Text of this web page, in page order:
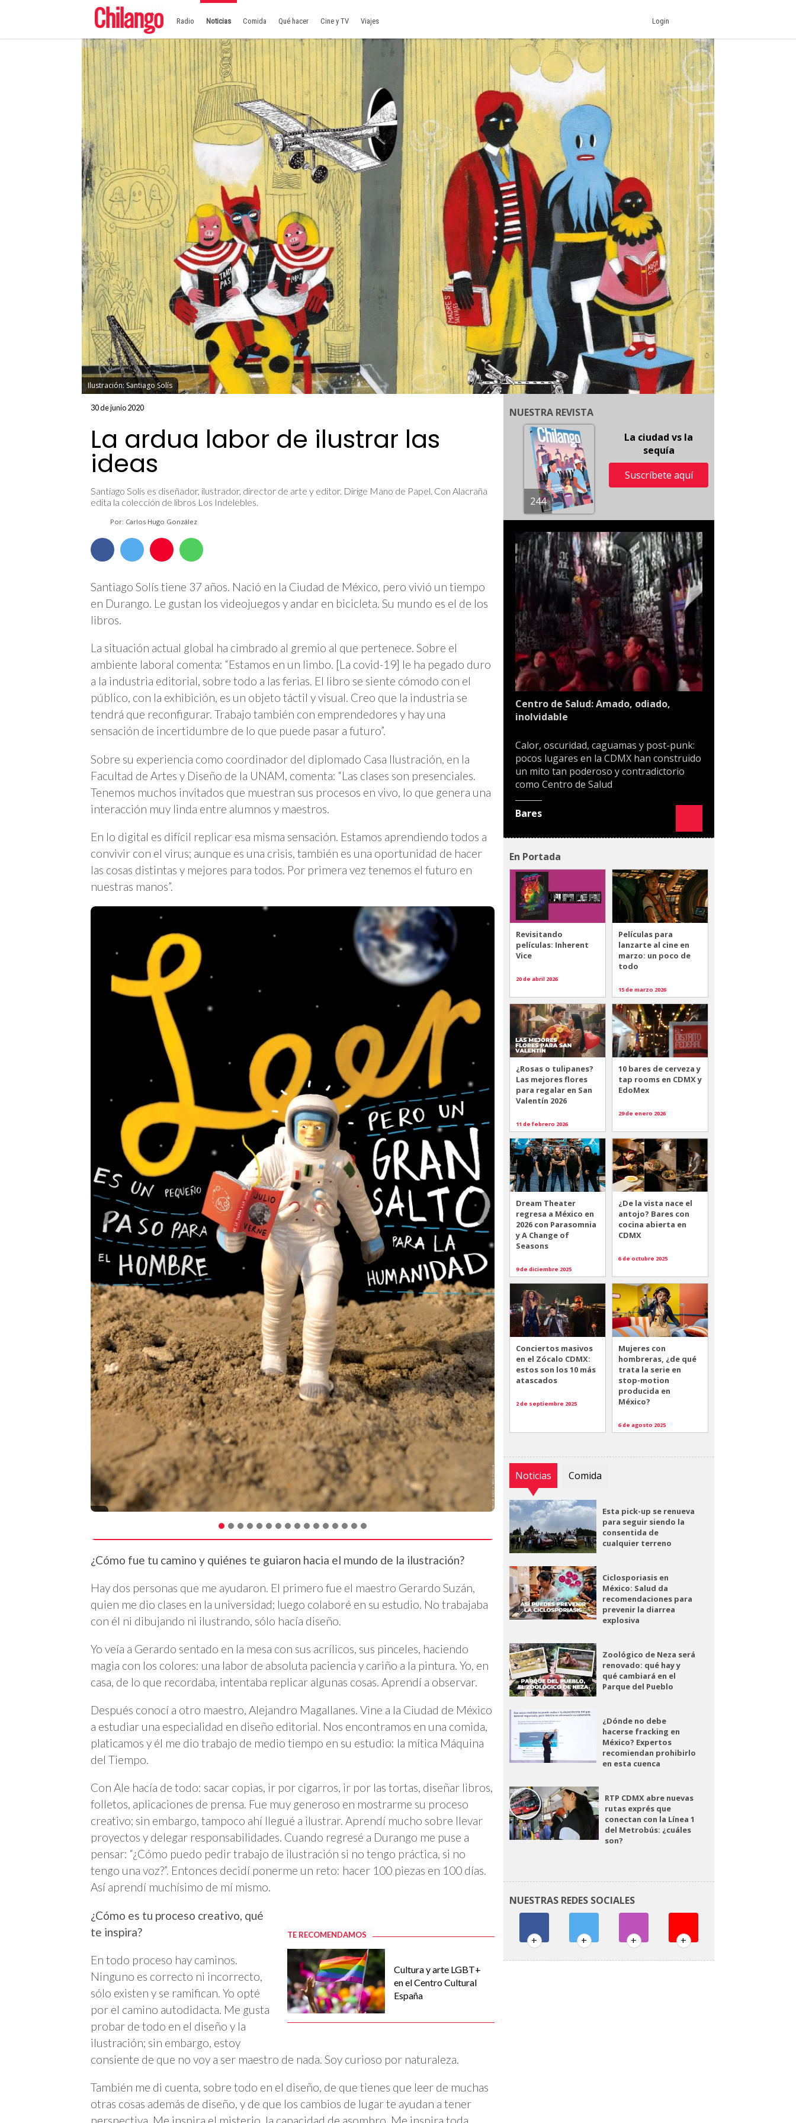
Radio Noticias Comida Qué hacer Cine y TV Viajes Login
Ilustración: Santiago Solís
30 de junio 2020
La ardua labor de ilustrar las
ideas
Santiago Solís es diseñador, ilustrador, director de arte y editor. Dirige Mano de Papel. Con Alacraña
edita la colección de libros Los Indelebles.
Por: Carlos Hugo González
Santiago Solís tiene 37 años. Nació en la Ciudad de México, pero vivió un tiempo
en Durango. Le gustan los videojuegos y andar en bicicleta. Su mundo es el de los
libros.
La situación actual global ha cimbrado al gremio al que pertenece. Sobre el
ambiente laboral comenta: “Estamos en un limbo. [La covid-19] le ha pegado duro
a la industria editorial, sobre todo a las ferias. El libro se siente cómodo con el
público, con la exhibición, es un objeto táctil y visual. Creo que la industria se
tendrá que reconfigurar. Trabajo también con emprendedores y hay una
sensación de incertidumbre de lo que puede pasar a futuro”.
Sobre su experiencia como coordinador del diplomado Casa Ilustración, en la
Facultad de Artes y Diseño de la UNAM, comenta: “Las clases son presenciales.
Tenemos muchos invitados que muestran sus procesos en vivo, lo que genera una
interacción muy linda entre alumnos y maestros.
En lo digital es difícil replicar esa misma sensación. Estamos aprendiendo todos a
convivir con el virus; aunque es una crisis, también es una oportunidad de hacer
las cosas distintas y mejores para todos. Por primera vez tenemos el futuro en
nuestras manos”.
¿Cómo fue tu camino y quiénes te guiaron hacia el mundo de la ilustración?
Hay dos personas que me ayudaron. El primero fue el maestro Gerardo Suzán,
quien me dio clases en la universidad; luego colaboré en su estudio. No trabajaba
con él ni dibujando ni ilustrando, sólo hacía diseño.
Yo veía a Gerardo sentado en la mesa con sus acrílicos, sus pinceles, haciendo
magia con los colores: una labor de absoluta paciencia y cariño a la pintura. Yo, en
casa, de lo que recordaba, intentaba replicar algunas cosas. Aprendí a observar.
Después conocí a otro maestro, Alejandro Magallanes. Vine a la Ciudad de México
a estudiar una especialidad en diseño editorial. Nos encontramos en una comida,
platicamos y él me dio trabajo de medio tiempo en su estudio: la mítica Máquina
del Tiempo.
Con Ale hacía de todo: sacar copias, ir por cigarros, ir por las tortas, diseñar libros,
folletos, aplicaciones de prensa. Fue muy generoso en mostrarme su proceso
creativo; sin embargo, tampoco ahí llegué a ilustrar. Aprendí mucho sobre llevar
proyectos y delegar responsabilidades. Cuando regresé a Durango me puse a
pensar: “¿Cómo puedo pedir trabajo de ilustración si no tengo práctica, si no
tengo una voz?”. Entonces decidí ponerme un reto: hacer 100 piezas en 100 días.
Así aprendí muchísimo de mí mismo.
TE RECOMENDAMOS
Cultura y arte LGBT+
en el Centro Cultural
España
¿Cómo es tu proceso creativo, qué
te inspira?
En todo proceso hay caminos.
Ninguno es correcto ni incorrecto,
sólo existen y se ramifican. Yo opté
por el camino autodidacta. Me gusta
probar de todo en el diseño y la
ilustración; sin embargo, estoy
consiente de que no voy a ser maestro de nada. Soy curioso por naturaleza.
También me di cuenta, sobre todo en el diseño, de que tienes que leer de muchas
otras cosas además de diseño, y de que los cambios de lugar te ayudan a tener
NUESTRA REVISTA
244
La ciudad vs la
sequía
Suscríbete aquí
Centro de Salud: Amado, odiado,
inolvidable
Calor, oscuridad, caguamas y post-punk:
pocos lugares en la CDMX han construido
un mito tan poderoso y contradictorio
como Centro de Salud
Bares
En Portada
Revisitando
películas: Inherent
Vice
20 de abril 2026
Películas para
lanzarte al cine en
marzo: un poco de
todo
15 de marzo 2026
¿Rosas o tulipanes?
Las mejores flores
para regalar en San
Valentín 2026
11 de febrero 2026
10 bares de cerveza y
tap rooms en CDMX y
EdoMex
29 de enero 2026
Dream Theater
regresa a México en
2026 con Parasomnia
y A Change of
Seasons
9 de diciembre 2025
¿De la vista nace el
antojo? Bares con
cocina abierta en
CDMX
6 de octubre 2025
Conciertos masivos
en el Zócalo CDMX:
estos son los 10 más
atascados
2 de septiembre 2025
Mujeres con
hombreras, ¿de qué
trata la serie en
stop-motion
producida en
México?
6 de agosto 2025
Noticias Comida
Esta pick-up se renueva
para seguir siendo la
consentida de
cualquier terreno
Ciclosporiasis en
México: Salud da
recomendaciones para
prevenir la diarrea
explosiva
Zoológico de Neza será
renovado: qué hay y
qué cambiará en el
Parque del Pueblo
¿Dónde no debe
hacerse fracking en
México? Expertos
recomiendan prohibirlo
en esta cuenca
RTP CDMX abre nuevas
rutas exprés que
conectan con la Línea 1
del Metrobús: ¿cuáles
son?
NUESTRAS REDES SOCIALES
+ + + +